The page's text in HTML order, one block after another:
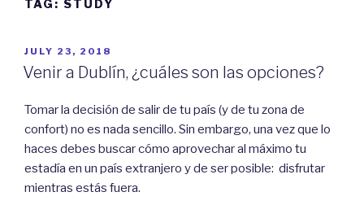
TAG: STUDY
POSTED
ON
JULY 23, 2018
Venir a Dublín, ¿cuáles son las opciones?
Tomar la decisión de salir de tu país (y de tu zona de
confort) no es nada sencillo. Sin embargo, una vez que lo
haces debes buscar cómo aprovechar al máximo tu
estadía en un país extranjero y de ser posible: disfrutar
mientras estás fuera.